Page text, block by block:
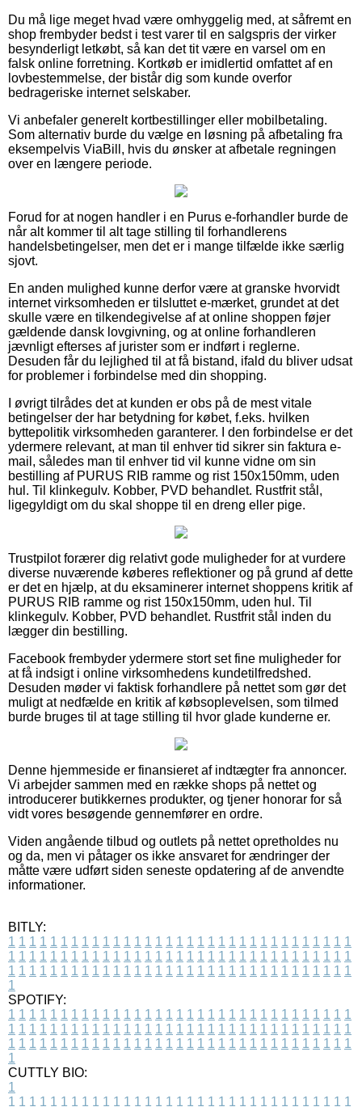
Du må lige meget hvad være omhyggelig med, at såfremt en
shop frembyder bedst i test varer til en salgspris der virker
besynderligt letkøbt, så kan det tit være en varsel om en
falsk online forretning. Kortkøb er imidlertid omfattet af en
lovbestemmelse, der bistår dig som kunde overfor
bedrageriske internet selskaber.
Vi anbefaler generelt kortbestillinger eller mobilbetaling.
Som alternativ burde du vælge en løsning på afbetaling fra
eksempelvis ViaBill, hvis du ønsker at afbetale regningen
over en længere periode.
Forud for at nogen handler i en Purus e-forhandler burde de
når alt kommer til alt tage stilling til forhandlerens
handelsbetingelser, men det er i mange tilfælde ikke særlig
sjovt.
En anden mulighed kunne derfor være at granske hvorvidt
internet virksomheden er tilsluttet e-mærket, grundet at det
skulle være en tilkendegivelse af at online shoppen føjer
gældende dansk lovgivning, og at online forhandleren
jævnligt efterses af jurister som er indført i reglerne.
Desuden får du lejlighed til at få bistand, ifald du bliver udsat
for problemer i forbindelse med din shopping.
I øvrigt tilrådes det at kunden er obs på de mest vitale
betingelser der har betydning for købet, f.eks. hvilken
byttepolitik virksomheden garanterer. I den forbindelse er det
ydermere relevant, at man til enhver tid sikrer sin faktura e-
mail, således man til enhver tid vil kunne vidne om sin
bestilling af PURUS RIB ramme og rist 150x150mm, uden
hul. Til klinkegulv. Kobber, PVD behandlet. Rustfrit stål,
ligegyldigt om du skal shoppe til en dreng eller pige.
Trustpilot forærer dig relativt gode muligheder for at vurdere
diverse nuværende køberes reflektioner og på grund af dette
er det en hjælp, at du eksaminerer internet shoppens kritik af
PURUS RIB ramme og rist 150x150mm, uden hul. Til
klinkegulv. Kobber, PVD behandlet. Rustfrit stål inden du
lægger din bestilling.
Facebook frembyder ydermere stort set fine muligheder for
at få indsigt i online virksomhedens kundetilfredshed.
Desuden møder vi faktisk forhandlere på nettet som gør det
muligt at nedfælde en kritik af købsoplevelsen, som tilmed
burde bruges til at tage stilling til hvor glade kunderne er.
Denne hjemmeside er finansieret af indtægter fra annoncer.
Vi arbejder sammen med en række shops på nettet og
introducerer butikkernes produkter, og tjener honorar for så
vidt vores besøgende gennemfører en ordre.
Viden angående tilbud og outlets på nettet opretholdes nu
og da, men vi påtager os ikke ansvaret for ændringer der
måtte være udført siden seneste opdatering af de anvendte
informationer.
BITLY:
1 1 1 1 1 1 1 1 1 1 1 1 1 1 1 1 1 1 1 1 1 1 1 1 1 1 1 1 1 1 1 1 1
1 1 1 1 1 1 1 1 1 1 1 1 1 1 1 1 1 1 1 1 1 1 1 1 1 1 1 1 1 1 1 1 1
1 1 1 1 1 1 1 1 1 1 1 1 1 1 1 1 1 1 1 1 1 1 1 1 1 1 1 1 1 1 1 1 1
1
SPOTIFY:
1 1 1 1 1 1 1 1 1 1 1 1 1 1 1 1 1 1 1 1 1 1 1 1 1 1 1 1 1 1 1 1 1
1 1 1 1 1 1 1 1 1 1 1 1 1 1 1 1 1 1 1 1 1 1 1 1 1 1 1 1 1 1 1 1 1
1 1 1 1 1 1 1 1 1 1 1 1 1 1 1 1 1 1 1 1 1 1 1 1 1 1 1 1 1 1 1 1 1
1
CUTTLY BIO:
1
1 1 1 1 1 1 1 1 1 1 1 1 1 1 1 1 1 1 1 1 1 1 1 1 1 1 1 1 1 1 1 1 1